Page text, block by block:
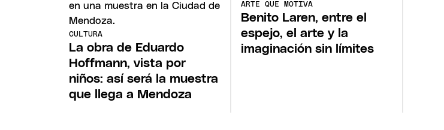
CULTURA
La obra de Eduardo
Hoffmann, vista por
niños: así será la muestra
que llega a Mendoza
ARTE QUE MOTIVA
Benito Laren, entre el
espejo, el arte y la
imaginación sin límites